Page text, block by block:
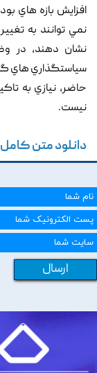
افزايش بازه هاي
نمي توانند به
نشان دهند, در
سياستگذاري هاي
حاضر, نيازي به
نيست.
دانلود متن کامل
ارسال